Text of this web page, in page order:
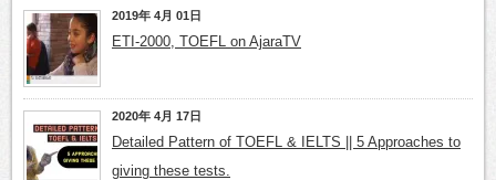
2019年 4月 01日
ETI-2000, TOEFL on AjaraTV
2020年 4月 17日
Detailed Pattern of TOEFL & IELTS || 5 Approaches to
giving these tests.